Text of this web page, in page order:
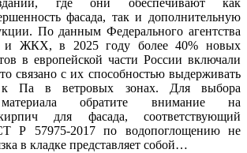
где они обеспечивают как
фасада, так и дополнительную
По данным Федерального агентства
и ЖКХ, в 2025 году более 40% новых
в европейской части России включали
связано с их способностью выдерживать
Па в ветровых зонах. Для выбора
материала обратите внимание на
для фасада, соответствующий
Р 57975-2017 по водопоглощению не
в кладке представляет собой…